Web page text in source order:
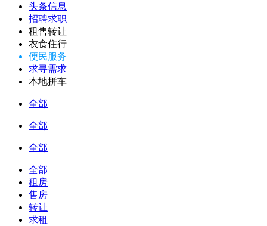
头条信息
招聘求职
租售转让
衣食住行
便民服务
求寻需求
本地拼车
全部
全部
全部
全部
租房
售房
转让
求租